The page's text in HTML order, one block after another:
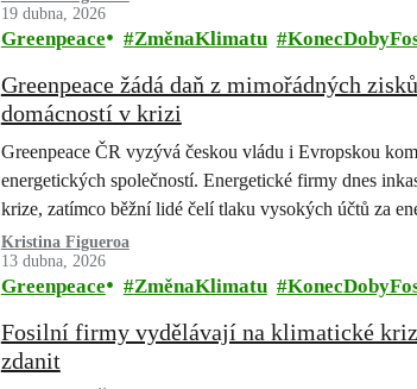
19 dubna, 2026
Greenpeace ZměnaKlimatu
Greenpeace žádá daň z mimořádných
domácností v krizi
Greenpeace ČR vyzývá českou vládu i Evropskou
energetických společností. Energetické firmy dnes
krize, zatímco běžní lidé čelí tlaku vysokých účtů za
Kristina Figueroa
13 dubna, 2026
Greenpeace ZměnaKlimatu
Fosilní firmy vydělávají na klimatické
zdanit